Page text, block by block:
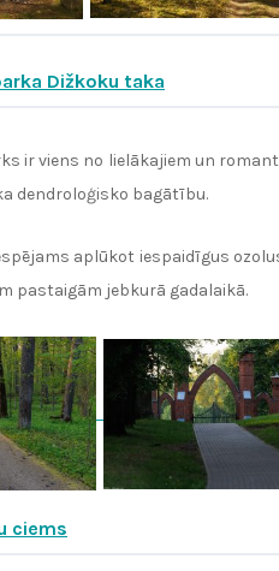
Dižkoku taka
ir viens no lielākajiem un
dendroloģisko bagātību.
aplūkot iespaidīgus
pastaigām jebkurā gadalaikā.
ciems